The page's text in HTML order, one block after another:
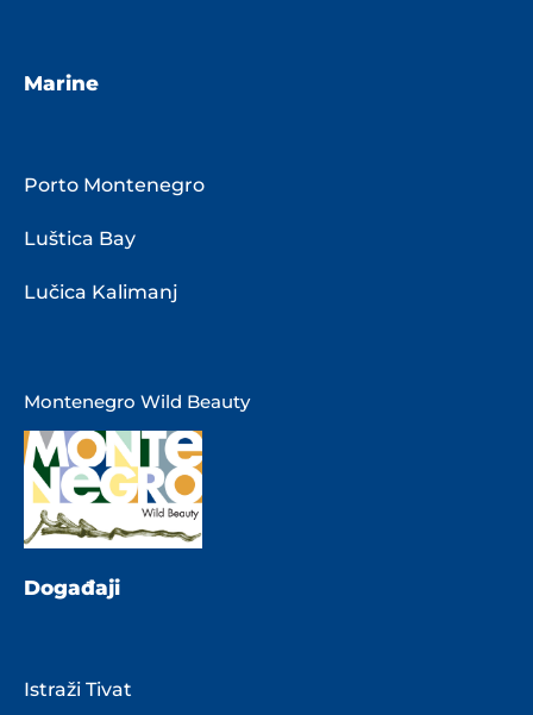
Marine
Porto Montenegro
Luštica Bay
Lučica Kalimanj
Montenegro Wild Beauty
Događaji
Istraži Tivat